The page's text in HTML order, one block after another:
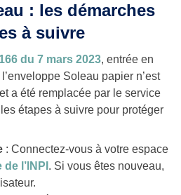
: les démarches
à suivre
du 7 mars 2023, entrée en
l’enveloppe Soleau papier n’est
a été remplacée par le service
étapes à suivre pour protéger
: Connectez-vous à votre espace
de l’INPI . Si vous êtes nouveau,